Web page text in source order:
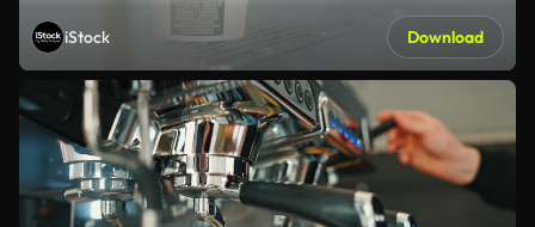
iStock Download